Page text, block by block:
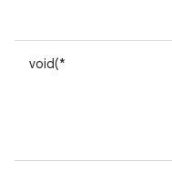
void(*